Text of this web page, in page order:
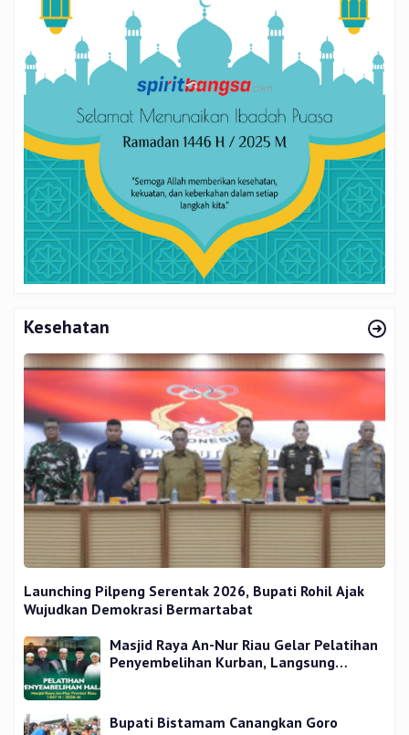
Kesehatan
Launching Pilpeng Serentak 2026, Bupati Rohil Ajak
Wujudkan Demokrasi Bermartabat
Masjid Raya An-Nur Riau Gelar Pelatihan
Penyembelihan Kurban, Langsung
Bupati Bistamam Canangkan Goro